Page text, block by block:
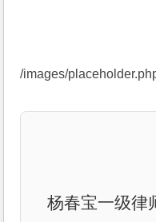
/images/
杨春宝一级律